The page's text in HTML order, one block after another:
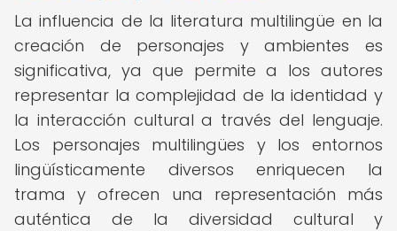
La influencia de la literatura multilingüe en la
creación de personajes y ambientes es
significativa, ya que permite a los autores
representar la complejidad de la identidad y
la interacción cultural a través del lenguaje.
Los personajes multilingües y los entornos
lingüísticamente diversos enriquecen la
trama y ofrecen una representación más
auténtica de la diversidad cultural y